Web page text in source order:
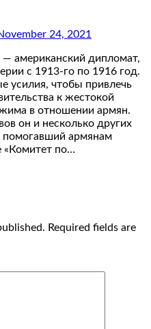
24, 2021
— американский дипломат,
с 1913-го по 1916 год.
усилия, чтобы привлечь
к жестокой
в отношении армян.
он и несколько других
помогавший армянам
по…
Required fields are